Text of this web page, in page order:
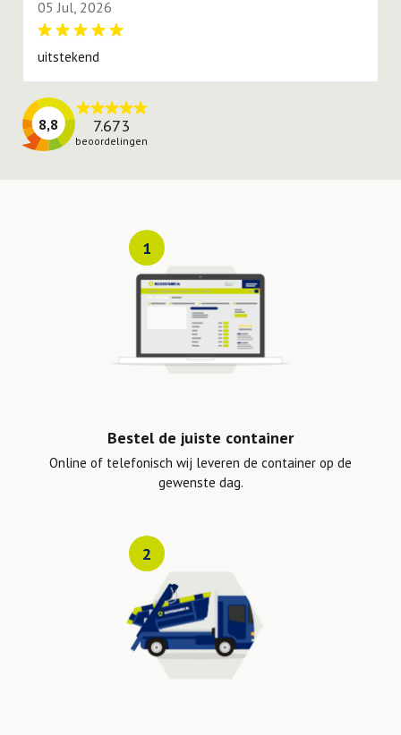
05 Jul, 2026
uitstekend
8,8 7.673
beoordelingen
1
Bestel de juiste container
Online of telefonisch wij leveren de container op de
gewenste dag.
2